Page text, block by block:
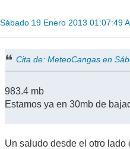
Sábado 19 Enero 2013 01:07:49
Cita de: MeteoCangas en
983.4 mb
Estamos ya en 30mb de
Un saludo desde el otro lado